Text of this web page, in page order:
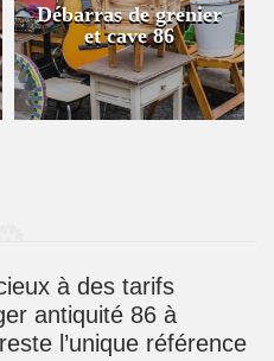
Débarras de grenier
et cave 86
à des tarifs
antiquité 86 à
l’unique référence